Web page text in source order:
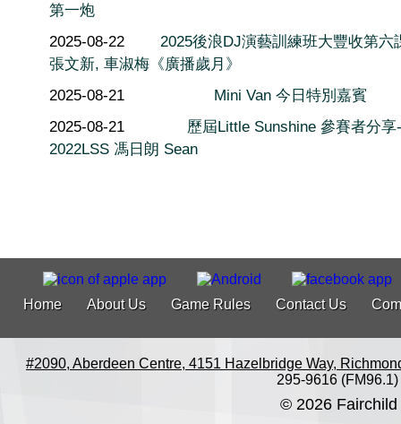
第一炮
2025-08-22
2025後浪DJ演藝訓練班大豐收第
張文新, 車淑梅《廣播歲月》
2025-08-21
Mini Van 今日特別嘉賓
2025-08-21
歷屆Little Sunshine 參賽者分享-
2022LSS 馮日朗 Sean
Home About Us Game Rules Contact Us
#2090, Aberdeen Centre, 4151 Hazelbridge Way,
295-9616 (FM96.1)
© 2026 Fairchild